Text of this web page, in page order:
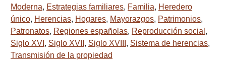
Moderna, Estrategias familiares, Familia, Heredero
único, Herencias, Hogares, Mayorazgos, Patrimonios,
Patronatos, Regiones españolas, Reproducción social ,
Siglo XVI , Siglo XVII , Siglo XVIII , Sistema de herencias,
Transmisión de la propiedad